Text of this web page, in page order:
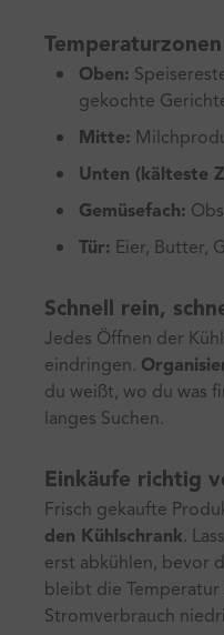
Oben:
gekochte
Mitte:
Unten (kälteste
Gemüsefach:
Tür: Eier, Butter,
Schnell rein,
Jedes Öffnen der
eindringen.
du weißt, wo du was
langes Suchen.
Einkäufe richtig
Frisch gekaufte
den Kühlschrank.
erst abkühlen, bevor
bleibt die
Stromverbrauch